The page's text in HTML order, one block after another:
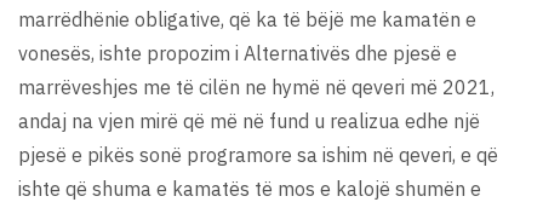
marrëdhënie obligative, që ka të bëjë me kamatën e
vonesës, ishte propozim i Alternativës dhe pjesë e
marrëveshjes me të cilën ne hymë në qeveri më 2021,
andaj na vjen mirë që më në fund u realizua edhe një
pjesë e pikës sonë programore sa ishim në qeveri, e që
ishte që shuma e kamatës të mos e kalojë shumën e